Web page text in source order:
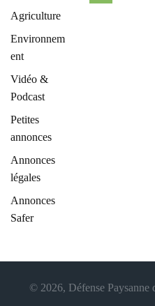
Agriculture
Environnem
ent
Vidéo &
Podcast
Petites
annonces
Annonces
légales
Annonces
Safer
© 2026, Défense Paysanne